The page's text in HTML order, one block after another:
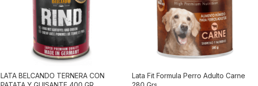
LATA BELCANDO TERNERA CON
Lata Fit Formula Perro Adulto Carne